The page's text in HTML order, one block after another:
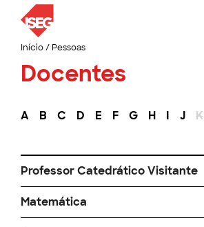
Início/ Pessoas
Docentes
A B C D E F G H I J K
Professor Catedrático Visitante
Matemática